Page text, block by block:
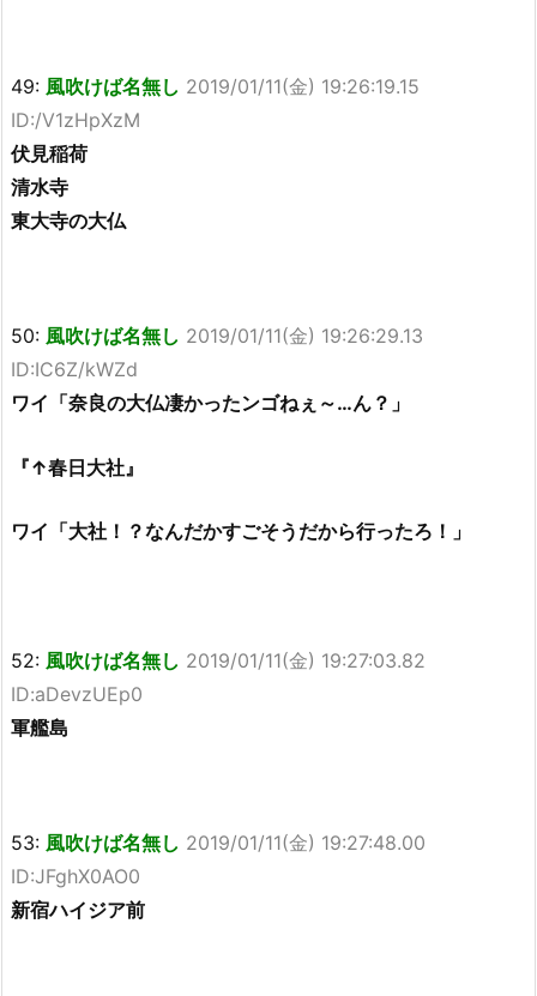
49: 風吹けば名無し 2019/01/11(金) 19:26:19.15
ID:/V1zHpXzM
伏見稲荷
清水寺
東大寺の大仏
50: 風吹けば名無し 2019/01/11(金) 19:26:29.13
ID:IC6Z/kWZd
ワイ「奈良の大仏凄かったンゴねぇ～…ん？」
『↑春日大社』
ワイ「大社！？なんだかすごそうだから行ったろ！」
52: 風吹けば名無し 2019/01/11(金) 19:27:03.82
ID:aDevzUEp0
軍艦島
53: 風吹けば名無し 2019/01/11(金) 19:27:48.00
ID:JFghX0AO0
新宿ハイジア前